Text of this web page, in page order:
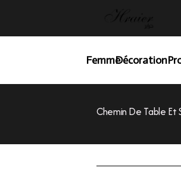
FemmeDécoration
Chemin De Table Et